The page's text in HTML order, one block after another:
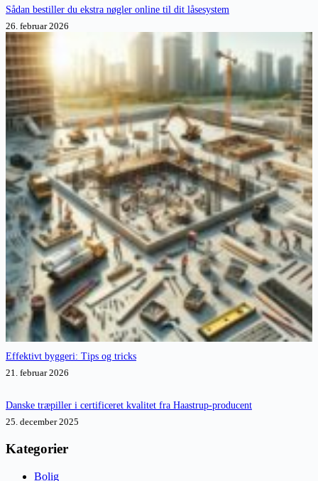
Sådan bestiller du ekstra nøgler online til dit låsesystem
26. februar 2026
Effektivt byggeri: Tips og tricks
21. februar 2026
Danske træpiller i certificeret kvalitet fra Haastrup-producent
25. december 2025
Kategorier
Bolig